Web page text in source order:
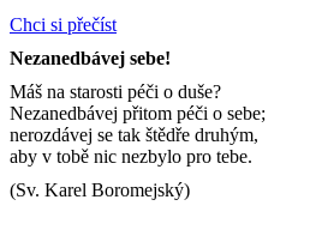
Chci si přečíst
Nezanedbávej sebe!
Máš na starosti péči o duše?
Nezanedbávej přitom péči o sebe;
nerozdávej se tak štědře druhým,
aby v tobě nic nezbylo pro tebe.
(Sv. Karel Boromejský)